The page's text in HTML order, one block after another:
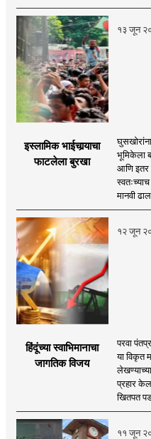
१३ जून
इस्लामिक भाईचार्‍याचा
फाटलेला बुरखा
भूमिकेला
आणि इतर
मानवी
१२ जून
हिंदूंच्या स्वाभिमानाचा
जागतिक विजय
परवा
या विकृत
प्रहार
खितपत
११ जून